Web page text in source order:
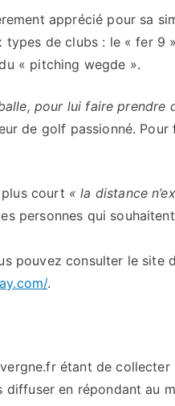
apprécié pour sa
types de clubs : le « fer 9
« pitching wegde ».
pour lui faire prendre
de golf passionné.
court « la distance
personnes qui
pouvez consulter le site
.
étant de
diffuser en répondant au